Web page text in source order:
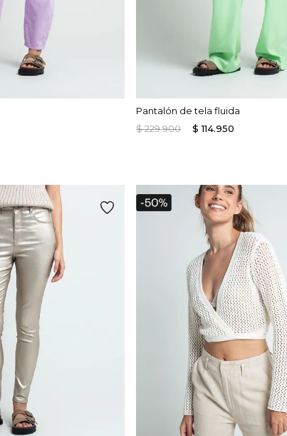
Pantalón de tela fluida
$229.900 $ 114.950